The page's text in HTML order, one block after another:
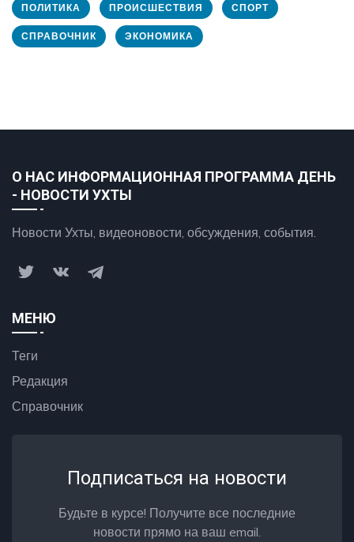
ПОЛИТИКА ПРОИСШЕСТВИЯ СПОРТ
СПРАВОЧНИК ЭКОНОМИКА
О НАС ИНФОРМАЦИОННАЯ ПРОГРАММА ДЕНЬ
- НОВОСТИ УХТЫ
Новости Ухты, видеоновости, обсуждения, события.
МЕНЮ
Теги
Редакция
Справочник
Подписаться на новости
Будьте в курсе! Получите все последние
новости прямо на ваш email.